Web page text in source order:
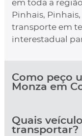
em toda a
Pinhais,
transporte em
interestadual
Como peço
Monza em
Quais
transportar?